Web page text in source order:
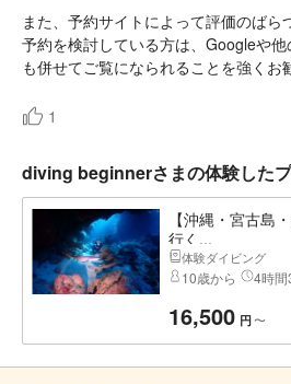
また、予約サイトによって評価のばら
予約を検討している方は、Googleや
も併せてご覧になられることを強くお
1
diving beginnerさまの体験した
【沖縄・宮古島
行く...
体験ダイビング
10歳から 4時間
16,500 円 〜